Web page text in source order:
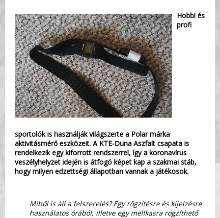
Hobbi és
profi
sportolók is használják világszerte a Polar márka
aktivitásmérő eszközeit. A KTE-Duna Aszfalt csapata is
rendelkezik egy kiforrott rendszerrel, így a koronavírus
veszélyhelyzet idején is átfogó képet kap a szakmai stáb,
hogy milyen edzettségi állapotban vannak a játékosok.
Miből is áll a felszerelés? Egy rögzítésre és kijelzésre
használatos órából, illetve egy mellkasra rögzíthető